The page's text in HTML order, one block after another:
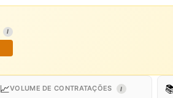
I
📈VOLUME DE CONTRATAÇÕES I